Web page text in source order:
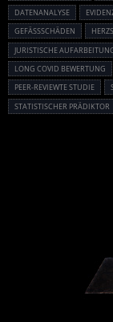
DATENANALYSE
GEFÄSSSCHÄDEN
JURISTISCHE
LONG COVID BEWERTUNG
PEER-REVIEWTE STUDIE
STATISTISCHER PRÄDIKTOR